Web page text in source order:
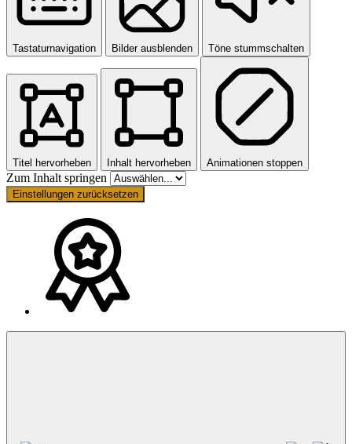
Tastaturnavigation Bilder ausblenden Töne stummschalten
Titel hervorheben Inhalt hervorheben Animationen stoppen
Zum Inhalt springen
Einstellungen zurücksetzen